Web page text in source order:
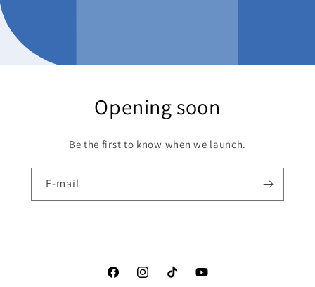
Opening soon
Be the first to know when we launch.
E-mail
FacebookInstagramTikTok YouTube